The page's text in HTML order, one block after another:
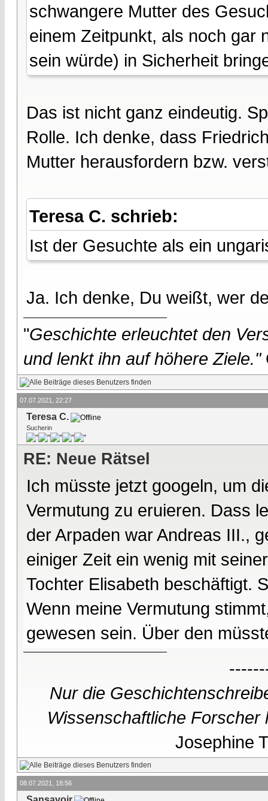
schwangere Mutter des
einem Zeitpunkt, als noch gar
sein würde) in Sicherheit
Das ist nicht ganz eindeutig.
Rolle. Ich denke, dass
Mutter herausfordern bzw.
Teresa C. schrieb:
Ist der Gesuchte als ein
Ja. Ich denke, Du weißt, wer
"Geschichte erleuchtet den
und lenkt ihn auf höhere Ziele."
07.07.2021, 22:27
Teresa C.
Sucherin
RE: Neue Rätsel
Ich müsste jetzt googeln, um
Vermutung zu eruieren. Dass
der Arpaden war Andreas III.,
einiger Zeit ein wenig mit
Tochter Elisabeth beschäftigt.
Wenn meine Vermutung
gewesen sein. Über den
Nur die
Wissenschaftliche
Josephine
08.07.2021, 18:56